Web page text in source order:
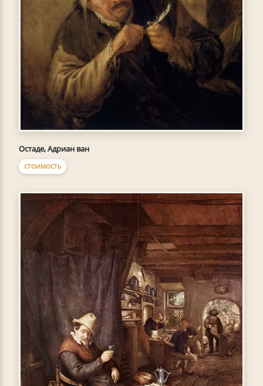
Остаде, Адриан ван
СТОИМОСТЬ